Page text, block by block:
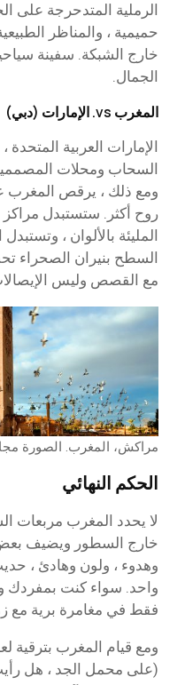
الرملية المتدحرجة على
حميمية ، والمناظر
خارج الشبكة. سفينة
الجمال.
المغرب vs. الإمارات (دبي)
الإمارات العربية
السحاب ومحلات
ومع ذلك ، يرقص المغرب
روح أكثر. ستستبدل مراكز
المليئة بالألوان ،
السطح بنيران الصحراء
مع القصص وليس
مراكش، المغرب. الصورة
الحكم النهائي
لا يحدد المغرب
خارج السطور ويضيف بعض
وهدوء ، ولون وهادئ ،
واحد. سواء كنت بمفردك
فقط في مغامرة برية مع
ومع قيام المغرب بترقية
(على محمل الجد ، هل